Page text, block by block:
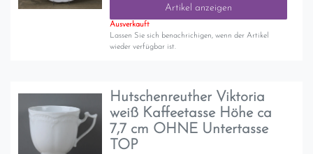
Artikel anzeigen
Ausverkauft
Lassen Sie sich benachrichigen, wenn der Artikel
wieder verfügbar ist.
Hutschenreuther Viktoria
weiß Kaffeetasse Höhe ca
7,7 cm OHNE Untertasse
TOP